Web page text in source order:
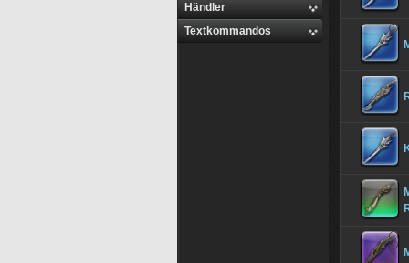
Händler
Textkommandos